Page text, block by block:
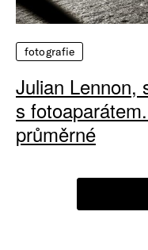
fotografie
Julian Lennon,
s
průměrné